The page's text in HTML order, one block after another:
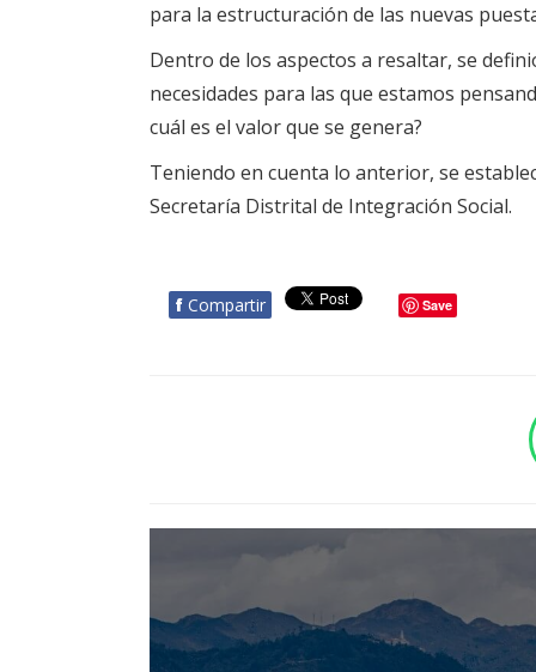
para la estructuración de las nuevas
Dentro de los aspectos a resaltar, se
necesidades para las que estamos
cuál es el valor que se genera?
Teniendo en cuenta lo anterior, se
Secretaría Distrital de Integración Social.
f Compartir Save